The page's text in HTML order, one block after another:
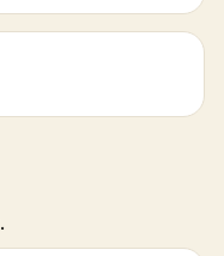
.